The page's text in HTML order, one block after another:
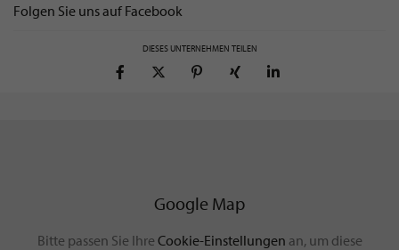
Folgen Sie uns auf Facebook
DIESES UNTERNEHMEN TEILEN
Google Map
Bitte passen Sie Ihre Cookie-Einstellungen an, um diese